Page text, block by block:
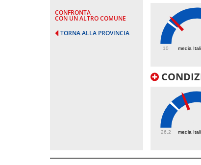
CONFRONTA
CON UN ALTRO COMUNE
TORNA ALLA PROVINCIA
media
10
media
26.2